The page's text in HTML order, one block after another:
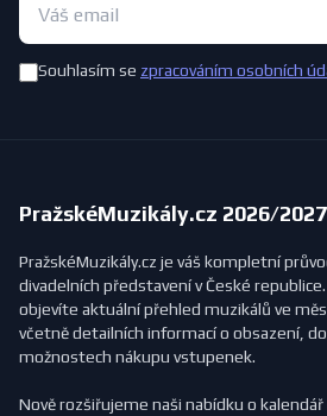
Souhlasím se zpracováním osobních
PražskéMuzikály.cz 2026/2027
PražskéMuzikály.cz je váš kompletní
divadelních představení v České
objevíte aktuální přehled muzikálů ve
včetně detailních informací o obsazení,
možnostech nákupu vstupenek.
Nově rozšiřujeme naši nabídku o